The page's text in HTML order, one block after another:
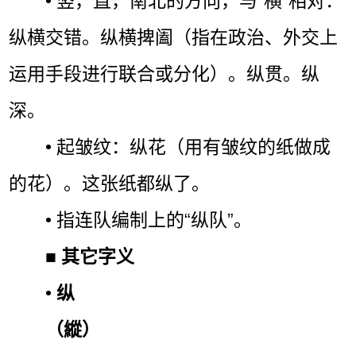
纵横交错。纵横捭阖（指在政治、外交上
运用手段进行联合或分化）。纵贯。纵
深。
• 起皱纹：纵花（用有皱纹的纸做成
的花）。这张纸都纵了。
• 指连队编制上的“纵队”。
■ 其它字义
•纵
（縱）